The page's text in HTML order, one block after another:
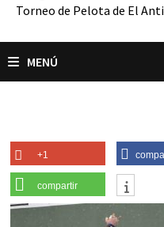
Torneo de Pelota de El
MENÚ
+1
compartir